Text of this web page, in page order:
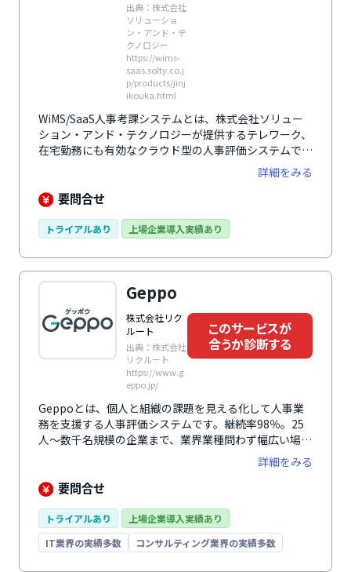
出典：株式会社
ソリューショ
ン・アンド・テ
クノロジー
https://wims-
saas.solty.co.j
p/products/jinj
ikouka.html
WiMS/SaaS人事考課システムとは、株式会社ソリュー
ション・アンド・テクノロジーが提供するテレワーク、
在宅勤務にも有効なクラウド型の人事評価システムで
す。上場企業へのSaaS提供実績でのノウハウをもと
に、幅広い評価制度に柔軟に対応します。目標設定、自
己申告、評価、評定値算出、面談までの一連のフローを
の、運用にかかる管理業務を効率化できるので本来の目
ブ型評価、職能要件基準のコンピテンシー評価に利用で
きます。目標管理評価においては、ボトムアップ型の
MBO、経営・組織ビジョンと連動したOKRにも対応し
ており、豊富なマネジメント機能により管理業務の効率
化を強力に促進します。
詳細をみる
要問合せ
トライアルあり 上場企業導入実績あり
Geppo
株式会社リク
ルート
出典：株式会社
リクルート
https://www.g
eppo.jp/
このサービスが
合うか診断する
Geppoとは、個人と組織の課題を見える化して人事業
務を支援する人事評価システムです。継続率98％。25
人〜数千名規模の企業まで、業界業種問わず幅広い場所
で利用されています。個人のパルスサーベイと組織診断
が低コストで利用可能。「個人の課題」と「組織の課
題」を見える化し、働き方改善を個人・組織の両方から
トサーベイを効果的に行います。「仕事満足度」、「人
間関係」、「健康」の質問に答えるだけで本音やコンデ
ィションをしっかり把握できる従業員のコンディション
詳細をみる
要問合せ
トライアルあり
上場企業導入実績あり
IT業界の実績多数
コンサルティング業界の実績多数